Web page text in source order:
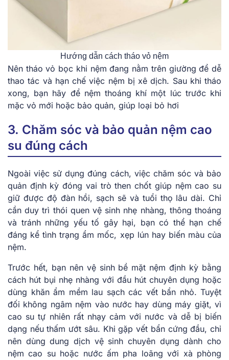
Hướng dẫn cách tháo vỏ nệm
Nên tháo vỏ bọc khi nệm đang nằm trên giường để dễ
thao tác và hạn chế việc nệm bị xê dịch. Sau khi tháo
xong, bạn hãy để nệm thoáng khí một lúc trước khi
mặc vỏ mới hoặc bảo quản, giúp loại bỏ hơi
3. Chăm sóc và bảo quản nệm cao
su đúng cách
Ngoài việc sử dụng đúng cách, việc chăm sóc và bảo
quản định kỳ đóng vai trò then chốt giúp nệm cao su
giữ được độ đàn hồi, sạch sẽ và tuổi thọ lâu dài. Chỉ
cần duy trì thói quen vệ sinh nhẹ nhàng, thông thoáng
và tránh những yếu tố gây hại, bạn có thể hạn chế
đáng kể tình trạng ẩm mốc, xẹp lún hay biến màu của
nệm.
Trước hết, bạn nên vệ sinh bề mặt nệm định kỳ bằng
cách hút bụi nhẹ nhàng với đầu hút chuyên dụng hoặc
dùng khăn ẩm mềm lau sạch các vết bẩn nhỏ. Tuyệt
đối không ngâm nệm vào nước hay dùng máy giặt, vì
cao su tự nhiên rất nhạy cảm với nước và dễ bị biến
dạng nếu thấm ướt sâu. Khi gặp vết bẩn cứng đầu, chỉ
nên dùng dung dịch vệ sinh chuyên dụng dành cho
nệm cao su hoặc nước ấm pha loãng với xà phòng